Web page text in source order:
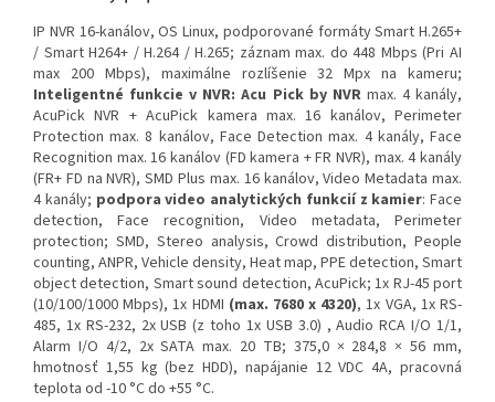
IP NVR 16-kanálov, OS Linux, podporované formáty Smart H.265+
/ Smart H264+ / H.264 / H.265; záznam max. do 448 Mbps (Pri AI
max 200 Mbps), maximálne rozlíšenie 32 Mpx na kameru;
Inteligentné funkcie v NVR: Acu Pick by NVRmax. 4 kanály,
AcuPick NVR + AcuPick kamera max. 16 kanálov, Perimeter
Protection max. 8 kanálov, Face Detection max. 4 kanály, Face
Recognition max. 16 kanálov (FD kamera + FR NVR), max. 4 kanály
(FR+ FD na NVR), SMD Plus max. 16 kanálov, Video Metadata max.
4 kanály; podpora video analytických funkcií z kamier: Face
detection, Face recognition, Video metadata, Perimeter
protection; SMD, Stereo analysis, Crowd distribution, People
counting, ANPR, Vehicle density, Heat map, PPE detection, Smart
object detection, Smart sound detection, AcuPick; 1x RJ-45 port
(10/100/1000 Mbps), 1x HDMI (max. 7680 x 4320), 1x VGA, 1x RS-
485, 1x RS-232, 2x USB (z toho 1x USB 3.0) , Audio RCA I/O 1/1,
Alarm I/O 4/2, 2x SATA max. 20 TB; 375,0 × 284,8 × 56 mm,
hmotnosť 1,55 kg (bez HDD), napájanie 12 VDC 4A, pracovná
teplota od -10 °C do +55 °C.